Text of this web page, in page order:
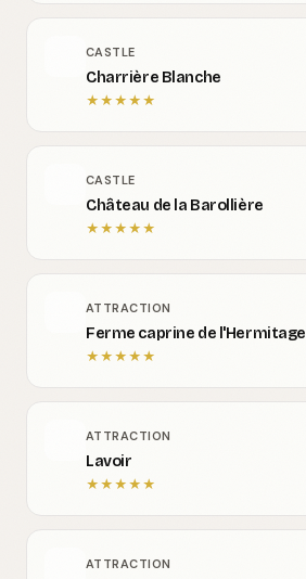
CASTLE
Charrière Blanche
★★★★★
CASTLE
Château de la Barollière
★★★★★
ATTRACTION
Ferme caprine de l'Hermitage
★★★★★
ATTRACTION
Lavoir
★★★★★
ATTRACTION